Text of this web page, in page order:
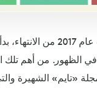
مع اقتراب عام 2017 من
في الظهور. من أهم تلك
«تايم» الشهيرة